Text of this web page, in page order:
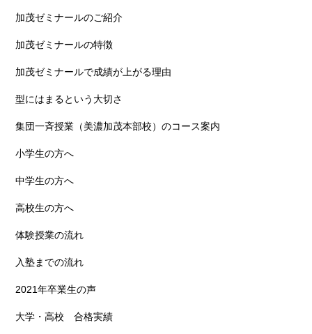
加茂ゼミナールのご紹介
加茂ゼミナールの特徴
加茂ゼミナールで成績が上がる理由
型にはまるという大切さ
集団一斉授業（美濃加茂本部校）のコース案内
小学生の方へ
中学生の方へ
高校生の方へ
体験授業の流れ
入塾までの流れ
2021年卒業生の声
大学・高校 合格実績